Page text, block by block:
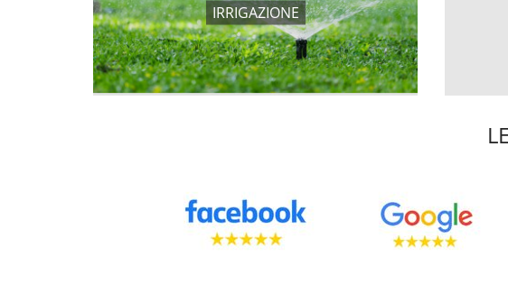
IRRIGAZIONE